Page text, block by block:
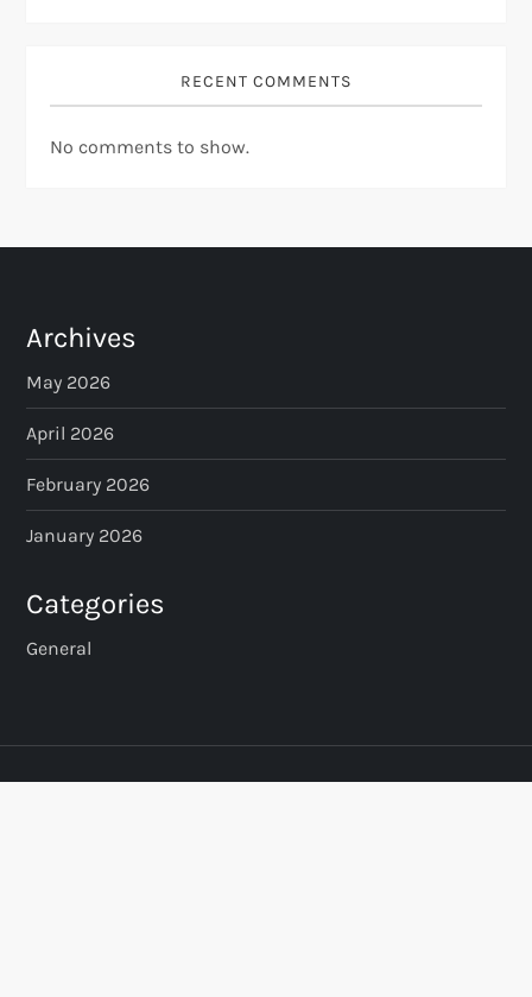
RECENT COMMENTS
No comments to show.
Archives
May 2026
April 2026
February 2026
January 2026
Categories
General